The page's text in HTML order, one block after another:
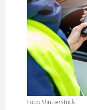
Foto: Shutterstock